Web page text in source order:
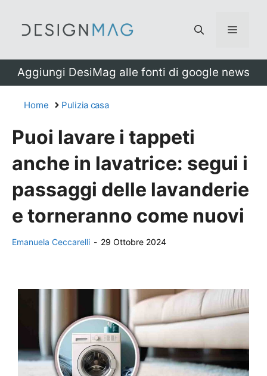
Menu
Aggiungi DesiMag alle fonti di google news
Home Pulizia casa
Puoi lavare i tappeti
anche in lavatrice: segui i
passaggi delle lavanderie
e torneranno come nuovi
Emanuela Ceccarelli - 29 Ottobre 2024